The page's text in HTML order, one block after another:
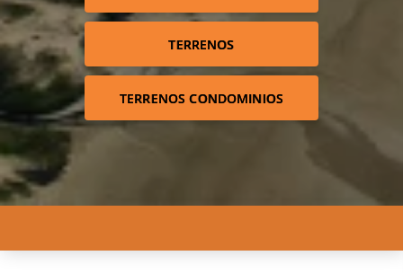
TERRENOS
TERRENOS CONDOMINIOS